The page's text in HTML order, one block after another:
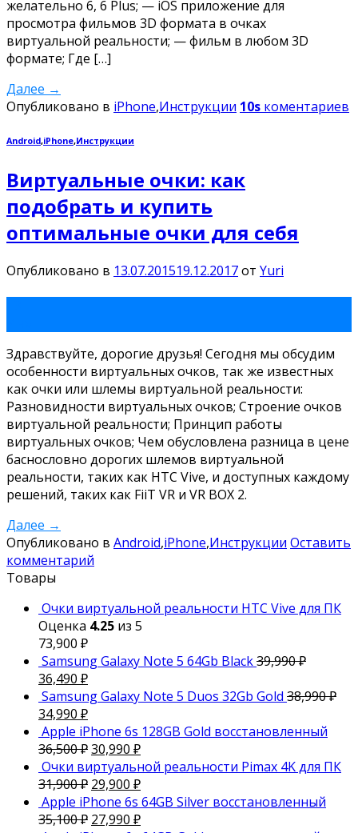
желательно 6, 6 Plus; — iOS приложение для
просмотра фильмов 3D формата в очках
виртуальной реальности; — фильм в любом 3D
формате; Где […]
Далее →
Опубликовано в iPhone,Инструкции 10s коментариев
Android,iPhone,Инструкции
Виртуальные очки: как
подобрать и купить
оптимальные очки для себя
Опубликовано в 13.07.201519.12.2017от Yuri
Здравствуйте, дорогие друзья! Сегодня мы обсудим
особенности виртуальных очков, так же известных
как очки или шлемы виртуальной реальности:
Разновидности виртуальных очков; Строение очков
виртуальной реальности; Принцип работы
виртуальных очков; Чем обусловлена разница в цене
баснословно дорогих шлемов виртуальной
реальности, таких как HTC Vive, и доступных каждому
решений, таких как FiiT VR и VR BOX 2.
Далее →
Опубликовано в Android,iPhone,Инструкции Оставить
комментарий
Товары
Очки виртуальной реальности HTC Vive для ПК
Оценка 4.25 из 5
73,900 ₽
Samsung Galaxy Note 5 64Gb Black39,990₽
36,490 ₽
Samsung Galaxy Note 5 Duos 32Gb Gold 38,990₽
34,990 ₽
Apple iPhone 6s 128GB Gold восстановленный
36,500₽30,990 ₽
Очки виртуальной реальности Pimax 4K для ПК
31,900₽ 29,900 ₽
Apple iPhone 6s 64GB Silver восстановленный
35,100₽ 27,990 ₽